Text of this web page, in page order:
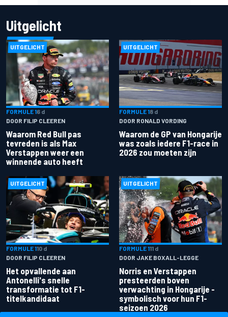
Uitgelicht
UITGELICHT
FORMULE 16 d
DOOR FILIP CLEEREN
Waarom Red Bull pas
tevreden is als Max
Verstappen weer een
winnende auto heeft
UITGELICHT
FORMULE 18 d
DOOR RONALD VORDING
Waarom de GP van Hongarije
was zoals iedere F1-race in
2026 zou moeten zijn
UITGELICHT
FORMULE 110 d
DOOR FILIP CLEEREN
Het opvallende aan
Antonelli's snelle
transformatie tot F1-
titelkandidaat
UITGELICHT
FORMULE 111 d
DOOR JAKE BOXALL-LEGGE
Norris en Verstappen
presteerden boven
verwachting in Hongarije -
symbolisch voor hun F1-
seizoen 2026